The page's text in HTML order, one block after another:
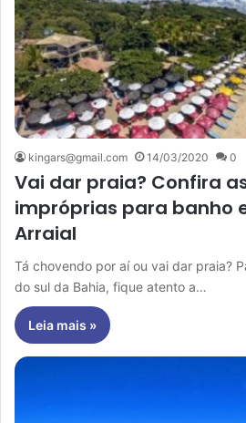
kingars@gmail.com 14/03/2020 0
Vai dar praia? Confira
impróprias para banho
Arraial
Tá chovendo por aí ou vai dar praia?
do sul da Bahia, fique atento a…
Leia mais »